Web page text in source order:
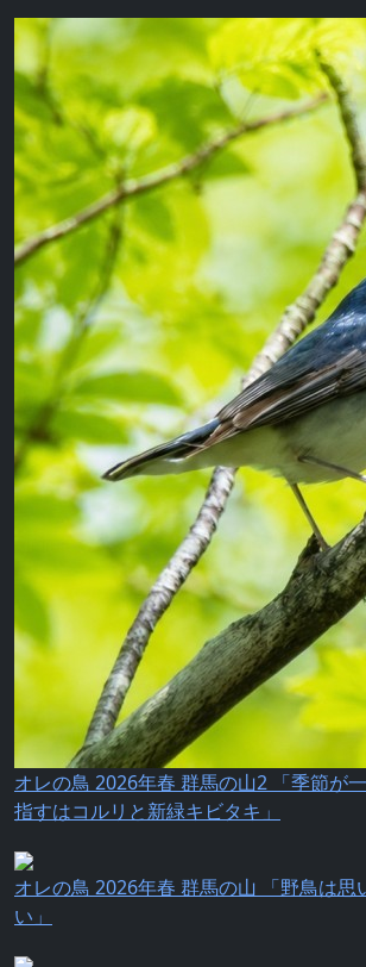
オレの鳥 2026年春 群馬の山2 「季節が
指すはコルリと新緑キビタキ」
オレの鳥 2026年春 群馬の山 「野鳥は思
い」